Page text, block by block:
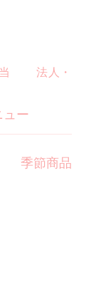
ュー
季節商品
法人・団体